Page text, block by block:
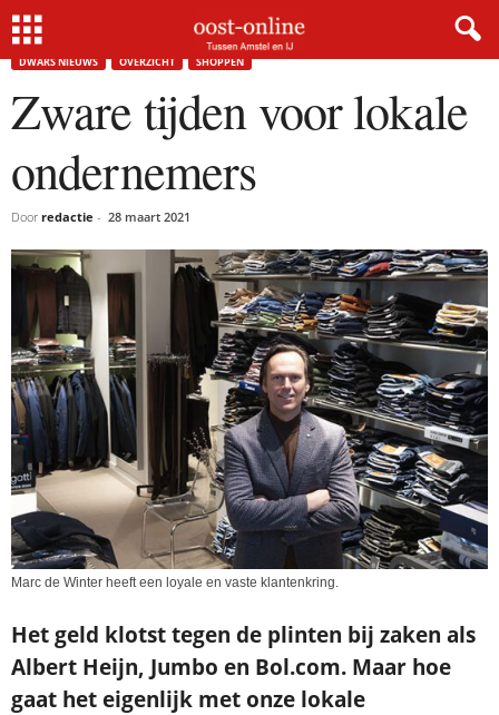
Home Zware tijden voor lokale ondernemers
DWARS NIEUWS OVERZICHT SHOPPEN
Zware tijden voor lokale
ondernemers
Door redactie - 28 maart 2021
Marc de Winter heeft een loyale en vaste klantenkring.
Het geld klotst tegen de plinten bij zaken als
Albert Heijn, Jumbo en Bol.com. Maar hoe
gaat het eigenlijk met onze lokale
×
Gratis NieuwsMail
E-MAIL
Postcode
Met de inschrijving accepteer ik de
privacyverklaring.
Je ontvangt een bevestiging in je mailbox.